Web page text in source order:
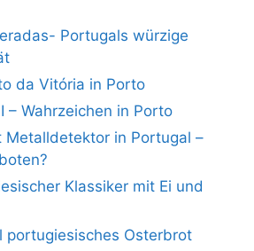
Portugals würzige
da Vitória in Porto
– Wahrzeichen in Porto
Metalldetektor in Portugal –
Klassiker mit Ei und
portugiesisches Osterbrot